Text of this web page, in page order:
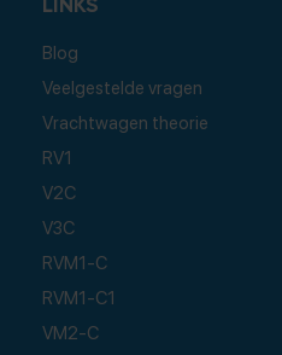
Blog
Veelgestelde vragen
Vrachtwagen theorie
RV1
V2C
V3C
RVM1-C
RVM1-C1
VM2-C